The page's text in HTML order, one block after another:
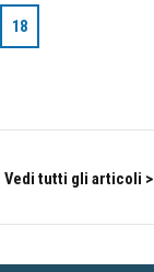
18
Vedi tutti gli articoli >